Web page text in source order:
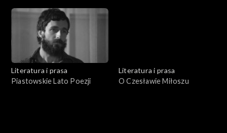
Literatura i prasa
Piastowskie Lato Poezji
Literatura i prasa
O Czesławie Miłoszu